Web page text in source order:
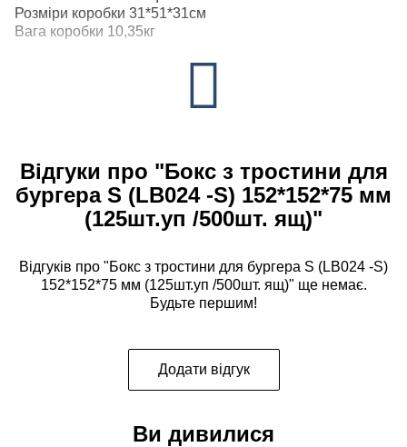
Розміри коробки 31*51*31см
Вага коробки 10,35кг
Відгуки про "Бокс з тростини для
бургера S (LB024 -S) 152*152*75 мм
(125шт.уп /500шт. ящ)"
Відгуків про "Бокс з тростини для бургера S (LB024 -S)
152*152*75 мм (125шт.уп /500шт. ящ)" ще немає.
Будьте першим!
Додати відгук
Ви дивилися